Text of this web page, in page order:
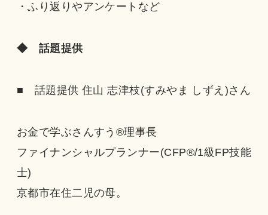
・ふり返りやアンケートなど
◆ 話題提供
■ 話題提供 住山 志津枝(すみやま しずえ)さん
お金で学ぶさんすう®理事長
ファイナンシャルプランナー(CFP®/1級FP技能
士)
京都市在住二児の母。